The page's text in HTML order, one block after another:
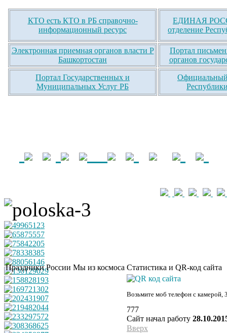
КТО есть КТО в РБ справочно-
информационный ресурс
ЕДИНАЯ
отделение
Электронная приемная органов власти Р
Башкортостан
Портал
органов
Портал Государственных и
Муниципальных Услуг РБ
Официальный
Праздники России Мы из космоса Статистика и QR-код сайта
Возьмите моб телефон с камерой,
777
Сайт начал работу
Вверх